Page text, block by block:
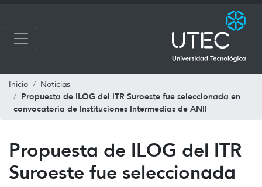
Inicio Noticias
Propuesta de ILOG del ITR Suroeste fue seleccionada en
convocatoria de Instituciones Intermedias de ANII
Propuesta de ILOG del ITR
Suroeste fue seleccionada